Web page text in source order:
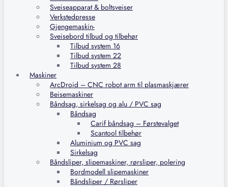
Sveiseapparat & boltsveiser
Verkstedpresse
Gjengemaskin-
Sveisebord tilbud og tilbehør
Tilbud system 16
Tilbud system 22
Tilbud system 28
Maskiner
ArcDroid – CNC robot arm til plasmaskjærer
Beisemaskiner
Båndsag, sirkelsag og alu / PVC sag
Båndsag
Carif båndsag – Førstevalget
Scantool tilbehør
Aluminium og PVC sag
Sirkelsag
Båndsliper, slipemaskiner, rørsliper, polering
Bordmodell slipemaskiner
Båndsliper / Rørsliper